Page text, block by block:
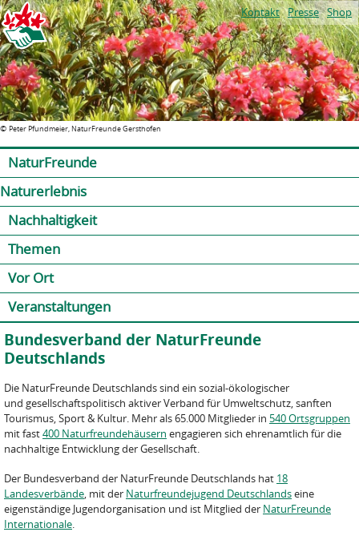
Jump to navigation
© Peter Pfundmeier, NaturFreunde Gersthofen
Kontakt Presse Shop
NaturFreunde
Naturerlebnis
Nachhaltigkeit
Themen
Vor Ort
Veranstaltungen
Bundesverband der NaturFreunde
Deutschlands
Die NaturFreunde Deutschlands sind ein sozial-ökologischer
und gesellschaftspolitisch aktiver Verband für Umweltschutz, sanften
Tourismus, Sport & Kultur. Mehr als 65.000 Mitglieder in 540 Ortsgruppen
mit fast400 Naturfreundehäusern engagieren sich ehrenamtlich für die
nachhaltige Entwicklung der Gesellschaft.
Der Bundesverband der NaturFreunde Deutschlands hat 18
Landesverbände, mit der Naturfreundejugend Deutschlandseine
eigenständige Jugendorganisation und ist Mitglied der NaturFreunde
Internationale.